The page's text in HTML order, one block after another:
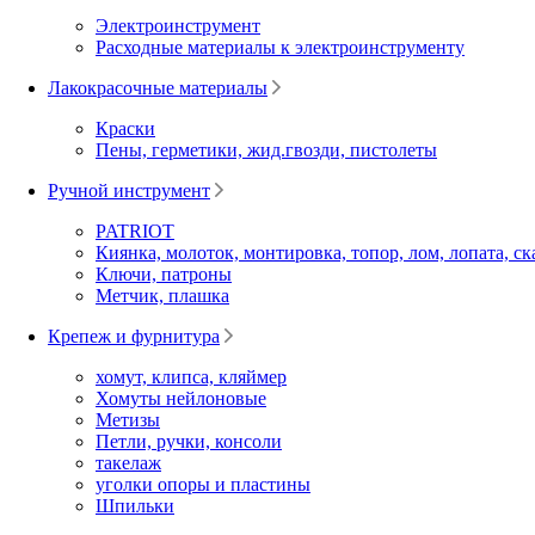
Электроинструмент
Расходные материалы к электроинструменту
Лакокрасочные материалы
Краски
Пены, герметики, жид.гвозди, пистолеты
Ручной инструмент
PATRIOT
Киянка, молоток, монтировка, топор, лом, лопата,
Ключи, патроны
Метчик, плашка
Крепеж и фурнитура
хомут, клипса, кляймер
Хомуты нейлоновые
Метизы
Петли, ручки, консоли
такелаж
уголки опоры и пластины
Шпильки